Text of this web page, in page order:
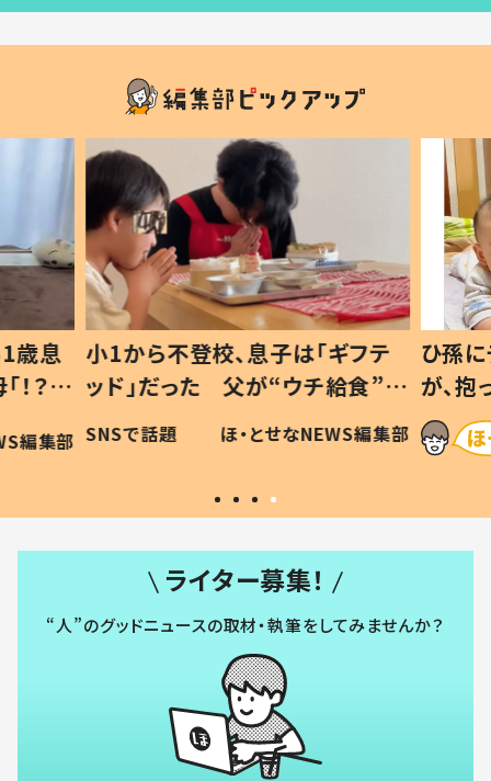
歳息
？」
編集部
小1から不登校、息子は「ギフテ
ッド」だった 父が“ウチ給食”を
作り続ける理由とは #令和の親
#令和の子
SNSで話題 ほ・とせなNEWS編集部
ひ孫
が、
「涙が
い」
ライター募集！
“人”のグッドニュースの取材・執筆をしてみませんか？